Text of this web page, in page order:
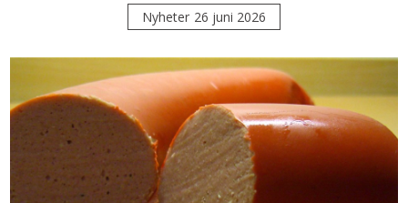
Nyheter 26 juni 2026